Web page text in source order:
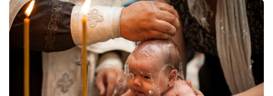
Youtubeři
Virály
Sex a vztahy